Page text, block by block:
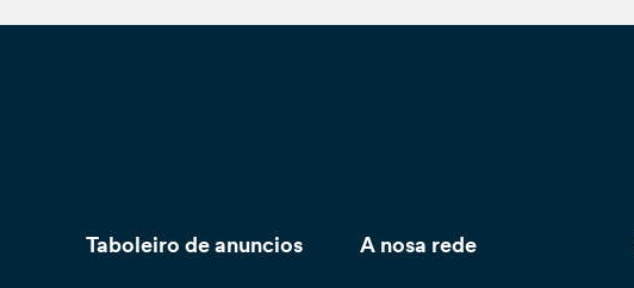
Taboleiro de anuncios A nosa rede